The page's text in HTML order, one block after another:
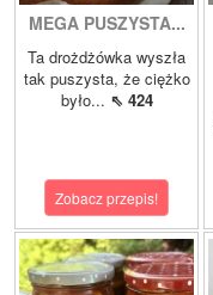
MEGA PUSZYSTA...
Ta drożdżówka wyszła
tak puszysta, że ciężko
było... ⇖ 424
Zobacz przepis!